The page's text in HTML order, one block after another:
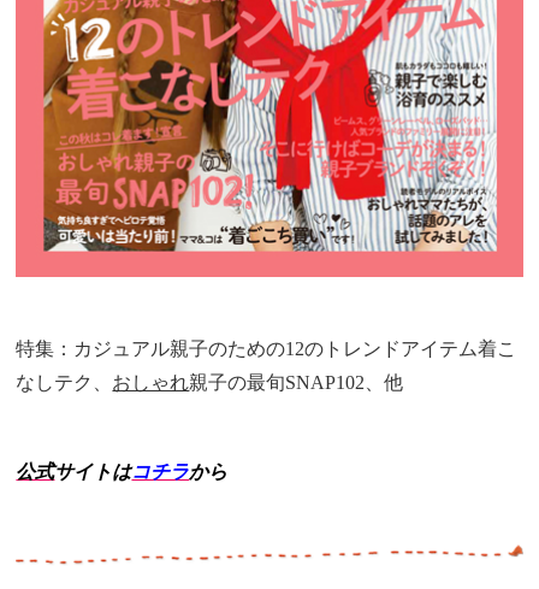
特集：カジュアル親子のための12のトレンドアイテム着こ
なしテク、 おしゃれ親子の最旬SNAP102、他
公式サイトはコチラから